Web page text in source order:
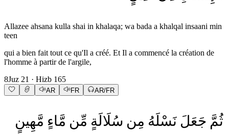
Allazee ahsana kulla shai in khalaqa; wa bada a khalqal insaani min
teen
qui a bien fait tout ce qu'Il a créé. Et Il a commencé la création de
l'homme à partir de l'argile,
8Juz 21 · Hizb 165
AR FR AR/FR
ثُمَّ جَعَلَ نَسْلَهُ مِن سُلَالَةٍ مِّن مَّاءٍ مَّهِينٍ